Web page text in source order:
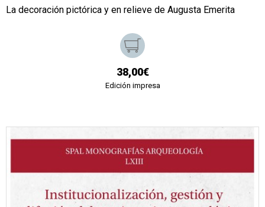
La decoración pictórica y en relieve de Augusta Emerita
38,00€
Edición impresa